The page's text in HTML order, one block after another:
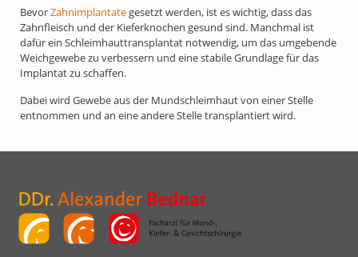
BevorZahnimplantategesetzt werden, ist es wichtig, dass das
Zahnfleisch und der Kieferknochen gesund sind. Manchmal ist
dafür ein Schleimhauttransplantat notwendig, um das umgebende
Weichgewebe zu verbessern und eine stabile Grundlage für das
Implantat zu schaffen.
Dabei wird Gewebe aus der Mundschleimhaut von einer Stelle
entnommen und an eine andere Stelle transplantiert wird.